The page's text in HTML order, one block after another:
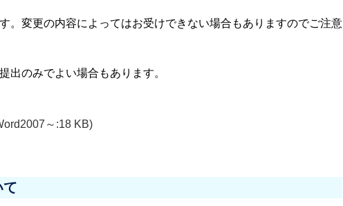
。変更の内容によってはお受けできない場合もありますのでご注意
出のみでよい場合もあります。
～:18 KB)
て